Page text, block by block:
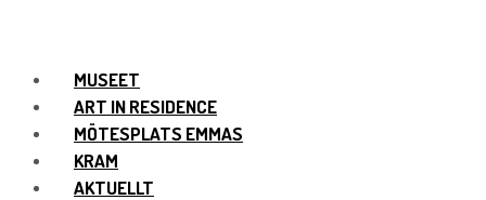
MUSEET
ART IN RESIDENCE
MÖTESPLATS EMMAS
KRAM
AKTUELLT